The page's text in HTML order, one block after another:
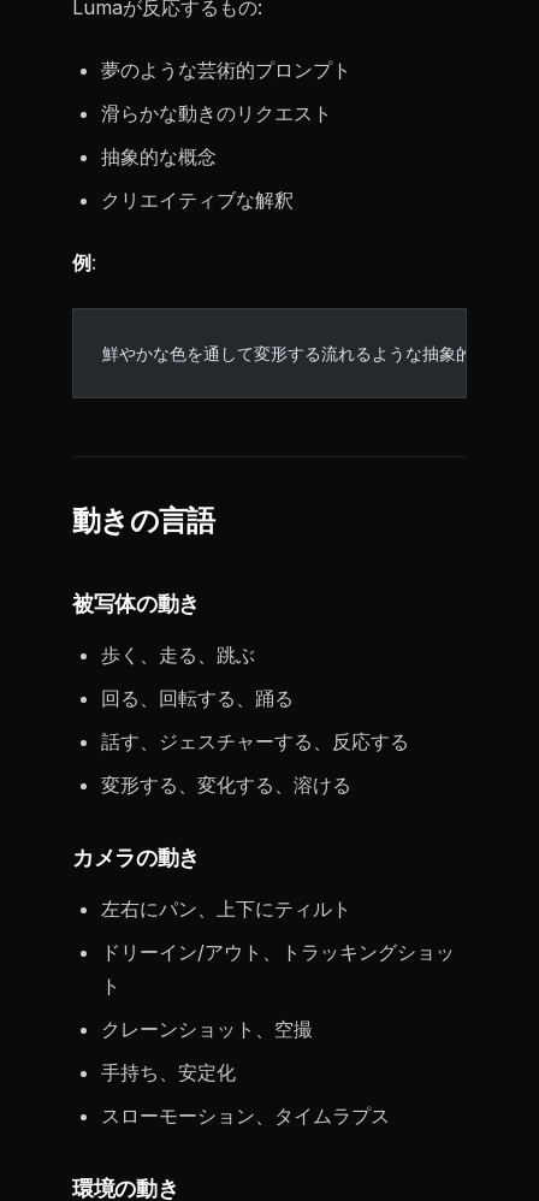
Lumaが反応するもの:
夢のような芸術的プロンプト
滑らかな動きのリクエスト
抽象的な概念
クリエイティブな解釈
例 :
鮮やかな色を通して変形する流れるような抽象的な形、
動きの言語
被写体の動き
歩く、走る、跳ぶ
回る、回転する、踊る
話す、ジェスチャーする、反応する
変形する、変化する、溶ける
カメラの動き
左右にパン、上下にティルト
ドリーイン/アウト、トラッキングショッ
ト
クレーンショット、空撮
手持ち、安定化
スローモーション、タイムラプス
環境の動き